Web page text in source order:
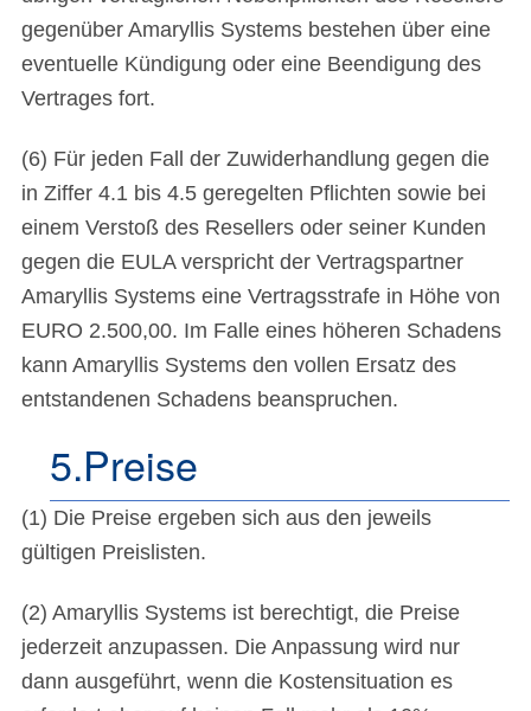
gegenüber Amaryllis Systems bestehen über eine
eventuelle Kündigung oder eine Beendigung des
Vertrages fort.
(6) Für jeden Fall der Zuwiderhandlung gegen die
in Ziffer 4.1 bis 4.5 geregelten Pflichten sowie bei
einem Verstoß des Resellers oder seiner Kunden
gegen die EULA verspricht der Vertragspartner
Amaryllis Systems eine Vertragsstrafe in Höhe von
EURO 2.500,00. Im Falle eines höheren Schadens
kann Amaryllis Systems den vollen Ersatz des
entstandenen Schadens beanspruchen.
5.Preise
(1) Die Preise ergeben sich aus den jeweils
gültigen Preislisten.
(2) Amaryllis Systems ist berechtigt, die Preise
jederzeit anzupassen. Die Anpassung wird nur
dann ausgeführt, wenn die Kostensituation es